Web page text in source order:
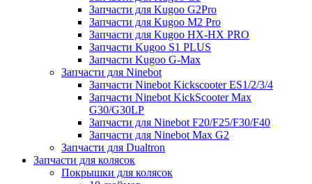
Запчасти для Kugoo G2Pro
Запчасти для Kugoo M2 Pro
Запчасти для Kugoo HX-HX PRO
Запчасти Kugoo S1 PLUS
Запчасти Kugoo G-Max
Запчасти для Ninebot
Запчасти Ninebot Kickscooter ES1/2/3/4
Запчасти Ninebot KickScooter Max
G30/G30LP
Запчасти для Ninebot F20/F25/F30/F40
Запчасти для Ninebot Max G2
Запчасти для Dualtron
Запчасти для колясок
Покрышки для колясок